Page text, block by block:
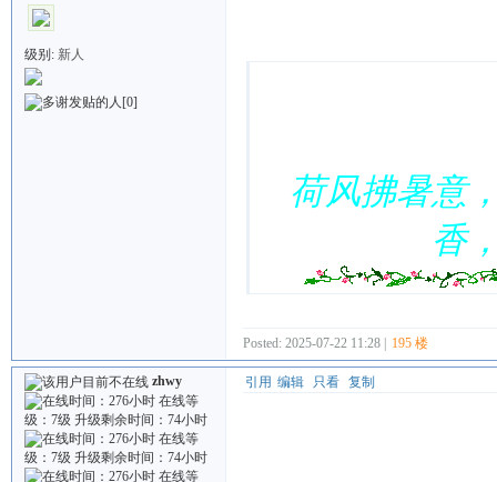
级别: 新人
[0]
荷风拂暑意
香
Posted: 2025-07-22 11:28 | 195 楼
zhwy 引用 编辑 只看 复制